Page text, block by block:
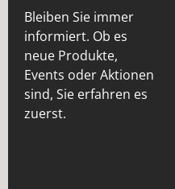
Bleiben Sie immer
informiert. Ob es
neue Produkte,
Events oder Aktionen
sind, Sie erfahren es
zuerst.